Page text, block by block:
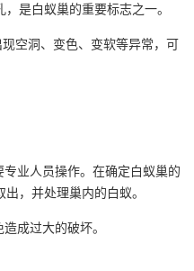
，是白蚁巢的重要标志之一。
空洞、变色、变软等异常，可
业人员操作。在确定白蚁巢的
，并处理巢内的白蚁。
造成过大的破坏。